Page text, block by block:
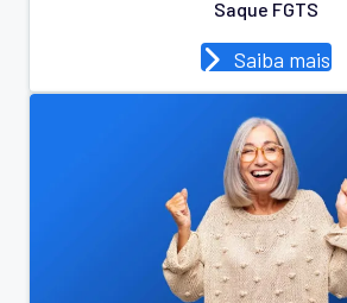
Saque FGTS
Saiba mais